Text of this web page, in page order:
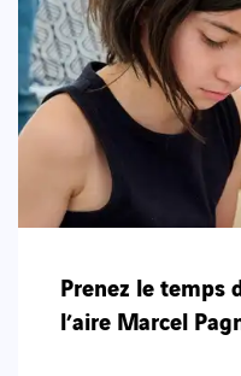
Prenez le temps
l’aire Marcel